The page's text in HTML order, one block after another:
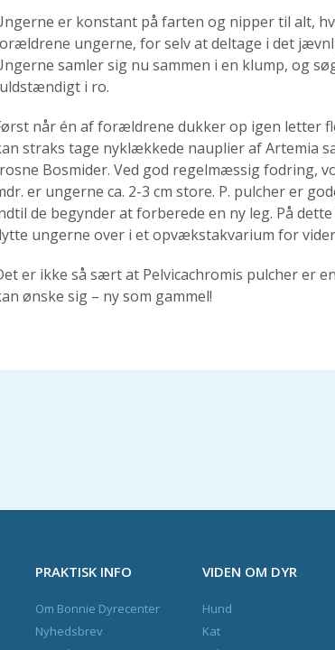
er konstant på farten og nipper til alt,
ungerne, for selv at deltage i det
samler sig nu sammen i en klump, og
i ro.
når én af forældrene dukker op igen letter
straks tage nyklækkede nauplier af Artemia
Bosmider. Ved god regelmæssig fodring,
er ungerne ca. 2-3 cm store. P. pulcher er
de begynder at forberede en ny leg. På
ungerne over i et opvækstakvarium for
er ikke så sært at Pelvicachromis pulcher er
ønske sig – ny som gammel!
PRAKTISK INFO
Om Bonnie Dyrecenter
Nyhedsbrev
VIDEN OM DYR
Hund
Kat